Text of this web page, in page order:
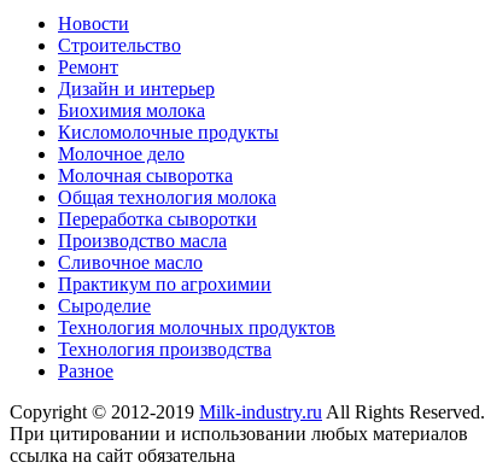
Новости
Строительство
Ремонт
Дизайн и интерьер
Биохимия молока
Кисломолочные продукты
Молочное дело
Молочная сыворотка
Общая технология молока
Переработка сыворотки
Производство масла
Сливочное масло
Практикум по агрохимии
Сыроделие
Технология молочных продуктов
Технология производства
Разное
Copyright © 2012-2019 Milk-industry.ru All Rights Reserved.
При цитировании и использовании любых материалов
ссылка на сайт обязательна